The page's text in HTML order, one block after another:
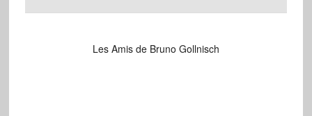
Les Amis de Bruno Gollnisch